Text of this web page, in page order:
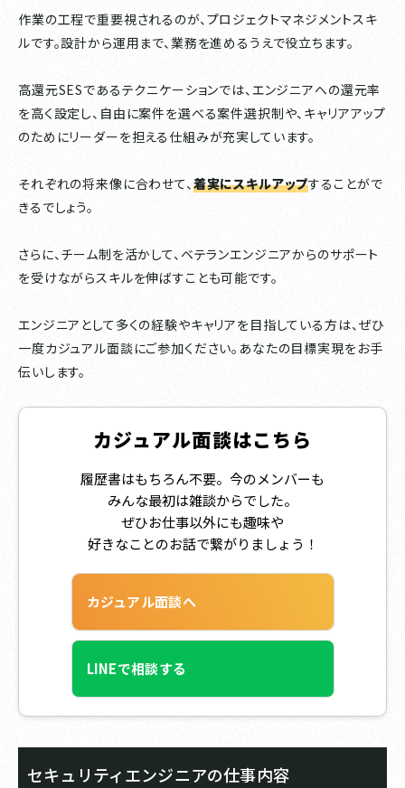
作業の工程で重要視されるのが、プロジェクトマネジメントスキ
ルです。設計から運用まで、業務を進めるうえで役立ちます。
高還元SESであるテクニケーションでは、エンジニアへの還元率
を高く設定し、自由に案件を選べる案件選択制や、キャリアアップ
のためにリーダーを担える仕組みが充実しています。
それぞれの将来像に合わせて、着実にスキルアップすることがで
きるでしょう。
さらに、チーム制を活かして、ベテランエンジニアからのサポート
を受けながらスキルを伸ばすことも可能です。
エンジニアとして多くの経験やキャリアを目指している方は、ぜひ
一度カジュアル面談にご参加ください。あなたの目標実現をお手
伝いします。
カジュアル面談はこちら
履歴書はもちろん不要。今のメンバーも
みんな最初は雑談からでした。
ぜひお仕事以外にも趣味や
好きなことのお話で繋がりましょう！
カジュアル面談へ
LINEで相談する
セキュリティエンジニアの仕事内容